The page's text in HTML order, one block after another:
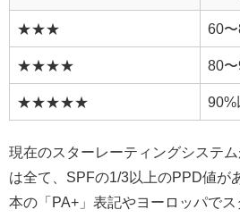
★★★ 60
★★★★ 80
★★★★★ 90%
現在のスターレーティングシステ
は全て、SPFの1/3以上のPPD値が
本の「PA+」表記やヨーロッパでス